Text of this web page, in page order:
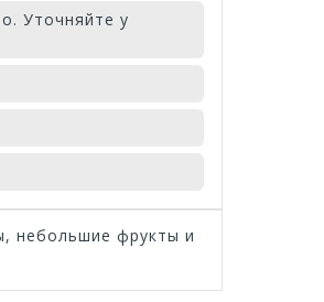
Уточняйте у
небольшие фрукты и